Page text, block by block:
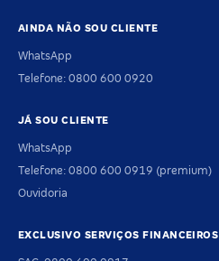
AINDA NÃO SOU CLIENTE
WhatsApp
Telefone: 0800 600 0920
JÁ SOU CLIENTE
WhatsApp
Telefone: 0800 600 0919 (premium)
Ouvidoria
EXCLUSIVO SERVIÇOS FINANCEIROS